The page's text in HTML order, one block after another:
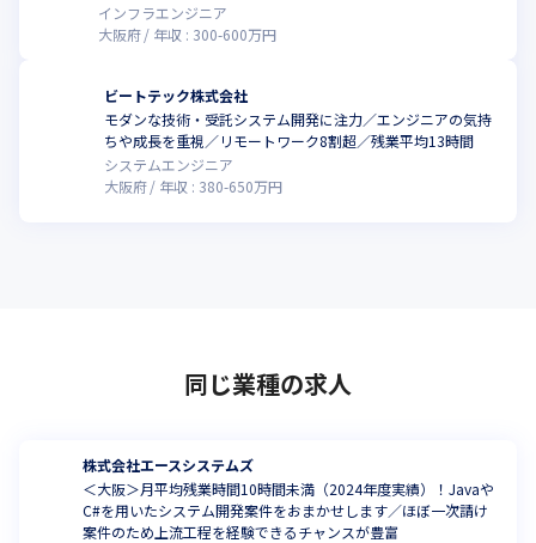
インフラエンジニア
大阪府
年収 : 300-600万円
ビートテック株式会社
モダンな技術・受託システム開発に注力／エンジニアの気持
ちや成長を重視／リモートワーク8割超／残業平均13時間
システムエンジニア
大阪府
年収 : 380-650万円
同じ業種の求人
株式会社エースシステムズ
＜大阪＞月平均残業時間10時間未満（2024年度実績）！Javaや
C#を用いたシステム開発案件をおまかせします／ほぼ一次請け
案件のため上流工程を経験できるチャンスが豊富